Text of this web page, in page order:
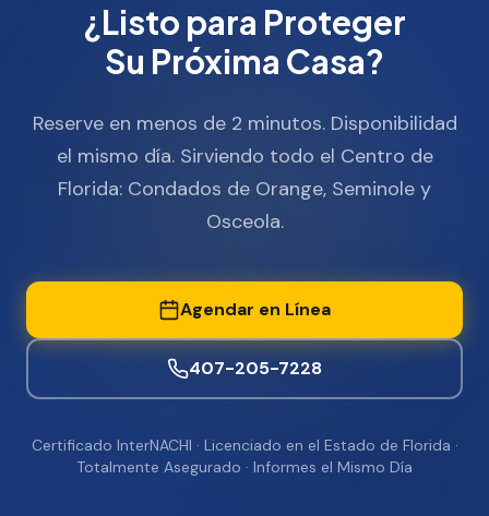
¿Listo para Proteger
Su Próxima Casa?
Reserve en menos de 2 minutos. Disponibilidad
el mismo día. Sirviendo todo el Centro de
Florida: Condados de Orange, Seminole y
Osceola.
Agendar en Línea
407-205-7228
Certificado InterNACHI · Licenciado en el Estado de Florida ·
Totalmente Asegurado · Informes el Mismo Día